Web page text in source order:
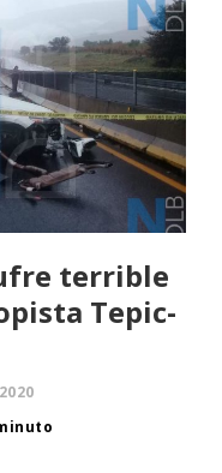
terrible
Tepic-